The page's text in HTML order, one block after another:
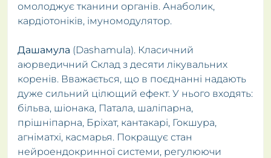
омолоджує тканини органів. Анаболик,
кардіотоніків, імуномодулятор.
Дашамула (Dashamula). Класичний
аюрведичний Склад з десяти лікувальних
коренів. Вважається, що в поєднанні надають
дуже сильний цілющий ефект. У нього входять:
більва, шіонака, Патала, шаліпарна,
прішніпарна, Бріхат, кантакарі, Гокшура,
агніматхі, касмарья. Покращує стан
нейроендокринної системи, регулюючи